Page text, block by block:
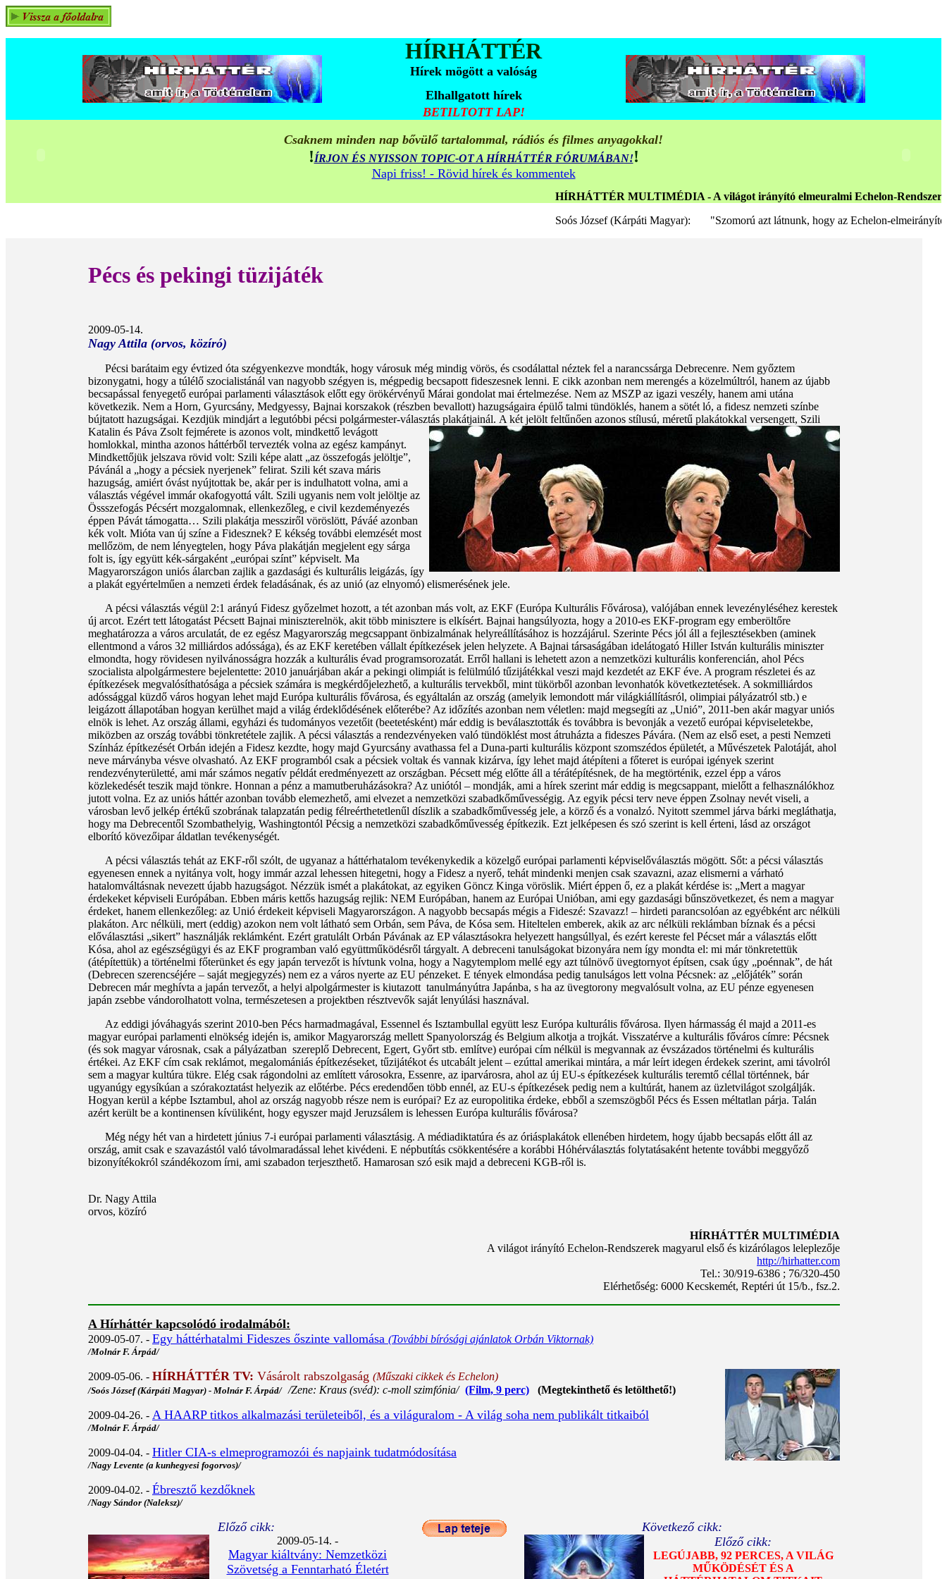
HÍRHÁTTÉR
Hírek mögött a valóság
Elhallgatott hírek
BETILTOTT LAP!
Csaknem minden nap bővülő tartalommal, rádiós és filmes anyagokkal!
!ÍRJON ÉS NYISSON TOPIC-OT A HÍRHÁTTÉR FÓRUMÁBAN!!
Napi friss! - Rövid hírek és kommentek
HÍRHÁTTÉR MULTIMÉDIA - A világot irányító elmeuralmi Echelon-Rendszer
Soós József (Kárpáti Magyar): "Szomorú azt látnunk, hogy az Echelon-elmeirányító
Pécs és pekingi tüzijáték
2009-05-14.
Nagy Attila (orvos, közíró)
Pécsi barátaim egy évtized óta szégyenkezve mondták, hogy városuk még mindig vörös, és csodálattal néztek fel a narancssárga Debrecenre. Nem győztem
bizonygatni, hogy a túlélő szocialistánál van nagyobb szégyen is, mégpedig becsapott fideszesnek lenni. E cikk azonban nem merengés a közelmúltról, hanem az újabb
becsapással fenyegető európai parlamenti választások előtt egy örökérvényű Márai gondolat mai értelmezése. Nem az MSZP az igazi veszély, hanem ami utána
következik. Nem a Horn, Gyurcsány, Medgyessy, Bajnai korszakok (részben bevallott) hazugságaira épülő talmi tündöklés, hanem a sötét ló, a fidesz nemzeti színbe
bújtatott hazugságai. Kezdjük mindjárt a legutóbbi pécsi polgármester-választás plakátjainál. A két jelölt feltűnően azonos stílusú, méretű plakátokkal versengett, Szili
Katalin és Páva Zsolt fejmérete is azonos volt, mindkettő levágott
homlokkal, mintha azonos háttérből tervezték volna az egész kampányt.
Mindkettőjük jelszava rövid volt: Szili képe alatt „az összefogás jelöltje”,
Pávánál a „hogy a pécsiek nyerjenek” felirat. Szili két szava máris
hazugság, amiért óvást nyújtottak be, akár per is indulhatott volna, ami a
választás végével immár okafogyottá vált. Szili ugyanis nem volt jelöltje az
Össszefogás Pécsért mozgalomnak, ellenkezőleg, e civil kezdeményezés
éppen Pávát támogatta… Szili plakátja messziről vöröslött, Páváé azonban
kék volt. Mióta van új színe a Fidesznek? E kékség további elemzését most
mellőzöm, de nem lényegtelen, hogy Páva plakátján megjelent egy sárga
folt is, így együtt kék-sárgaként „európai színt” képviselt. Ma
Magyarországon uniós álarcban zajlik a gazdasági és kulturális leigázás, így
a plakát egyértelműen a nemzeti érdek feladásának, és az unió (az elnyomó) elismerésének jele.
A pécsi választás végül 2:1 arányú Fidesz győzelmet hozott, a tét azonban más volt, az EKF (Európa Kulturális Fővárosa), valójában ennek levezényléséhez kerestek
új arcot. Ezért tett látogatást Pécsett Bajnai miniszterelnök, akit több minisztere is elkísért. Bajnai hangsúlyozta, hogy a 2010-es EKF-program egy emberöltőre
meghatározza a város arculatát, de ez egész Magyarország megcsappant önbizalmának helyreállításához is hozzájárul. Szerinte Pécs jól áll a fejlesztésekben (aminek
ellentmond a város 32 milliárdos adóssága), és az EKF keretében vállalt építkezések jelen helyzete. A Bajnai társaságában idelátogató Hiller István kulturális miniszter
elmondta, hogy rövidesen nyilvánosságra hozzák a kulturális évad programsorozatát. Erről hallani is lehetett azon a nemzetközi kulturális konferencián, ahol Pécs
szocialista alpolgármestere bejelentette: 2010 januárjában akár a pekingi olimpiát is felülmúló tűzijátékkal veszi majd kezdetét az EKF éve. A program részletei és az
építkezések megvalósíthatósága a pécsiek számára is megkérdőjelezhető, a kulturális tervekből, mint tükörből azonban levonhatók következtetések. A sokmilliárdos
adóssággal küzdő város hogyan lehet majd Európa kulturális fővárosa, és egyáltalán az ország (amelyik lemondott már világkiállításról, olimpiai pályázatról stb.) e
leigázott állapotában hogyan kerülhet majd a világ érdeklődésének előterébe? Az időzítés azonban nem véletlen: majd megsegíti az „Unió”, 2011-ben akár magyar uniós
elnök is lehet. Az ország állami, egyházi és tudományos vezetőit (beetetésként) már eddig is beválasztották és továbbra is bevonják a vezető európai képviseletekbe,
miközben az ország további tönkretétele zajlik. A pécsi választás a rendezvényeken való tündöklést most átruházta a fideszes Pávára. (Nem az első eset, a pesti Nemzeti
Színház építkezését Orbán idején a Fidesz kezdte, hogy majd Gyurcsány avathassa fel a Duna-parti kulturális központ szomszédos épületét, a Művészetek Palotáját, ahol
neve márványba vésve olvasható. Az EKF programból csak a pécsiek voltak és vannak kizárva, így lehet majd átépíteni a főteret is európai igények szerint
rendezvényterületté, ami már számos negatív példát eredményezett az országban. Pécsett még előtte áll a térátépítésnek, de ha megtörténik, ezzel épp a város
közlekedését teszik majd tönkre. Honnan a pénz a mamutberuházásokra? Az uniótól – mondják, ami a hírek szerint már eddig is megcsappant, mielőtt a felhasználókhoz
jutott volna. Ez az uniós háttér azonban tovább elemezhető, ami elvezet a nemzetközi szabadkőművességig. Az egyik pécsi terv neve éppen Zsolnay nevét viseli, a
városban levő jelkép értékű szobrának talapzatán pedig félreérthetetlenűl díszlik a szabadkőművesség jele, a körző és a vonalzó. Nyitott szemmel járva bárki megláthatja,
hogy ma Debrecentől Szombathelyig, Washingtontól Pécsig a nemzetközi szabadkőművesség építkezik. Ezt jelképesen és szó szerint is kell érteni, lásd az országot
elborító kövezőipar áldatlan tevékenységét.
A pécsi választás tehát az EKF-ről szólt, de ugyanaz a háttérhatalom tevékenykedik a közelgő európai parlamenti képviselőválasztás mögött. Sőt: a pécsi választás
egyenesen ennek a nyitánya volt, hogy immár azzal lehessen hitegetni, hogy a Fidesz a nyerő, tehát mindenki menjen csak szavazni, azaz elismerni a várható
hatalomváltásnak nevezett újabb hazugságot. Nézzük ismét a plakátokat, az egyiken Göncz Kinga vöröslik. Miért éppen ő, ez a plakát kérdése is: „Mert a magyar
érdekeket képviseli Európában. Ebben máris kettős hazugság rejlik: NEM Európában, hanem az Európai Unióban, ami egy gazdasági bűnszövetkezet, és nem a magyar
érdeket, hanem ellenkezőleg: az Unió érdekeit képviseli Magyarországon. A nagyobb becsapás mégis a Fideszé: Szavazz! – hirdeti parancsolóan az egyébként arc nélküli
plakáton. Arc nélküli, mert (eddig) azokon nem volt látható sem Orbán, sem Páva, de Kósa sem. Hiteltelen emberek, akik az arc nélküli reklámban bíznak és a pécsi
előválasztási „sikert” használják reklámként. Ezért gratulált Orbán Pávának az EP választásokra helyezett hangsúllyal, és ezért kereste fel Pécset már a választás előtt
Kósa, ahol az egészségügyi és az EKF programban való együttműködésről tárgyalt. A debreceni tanulságokat bizonyára nem így mondta el: mi már tönkretettük
(átépítettük) a történelmi főterünket és egy japán tervezőt is hívtunk volna, hogy a Nagytemplom mellé egy azt túlnövő üvegtornyot építsen, csak úgy „poénnak”, de hát
(Debrecen szerencséjére – saját megjegyzés) nem ez a város nyerte az EU pénzeket. E tények elmondása pedig tanulságos lett volna Pécsnek: az „előjáték” során
Debrecen már meghívta a japán tervezőt, a helyi alpolgármester is kiutazott tanulmányútra Japánba, s ha az üvegtorony megvalósult volna, az EU pénze egyenesen
japán zsebbe vándorolhatott volna, természetesen a projektben résztvevők saját lenyúlási hasznával.
Az eddigi jóváhagyás szerint 2010-ben Pécs harmadmagával, Essennel és Isztambullal együtt lesz Európa kulturális fővárosa. Ilyen hármasság él majd a 2011-es
magyar európai parlamenti elnökség idején is, amikor Magyarország mellett Spanyolország és Belgium alkotja a trojkát. Visszatérve a kulturális főváros címre: Pécsnek
(és sok magyar városnak, csak a pályázatban szereplő Debrecent, Egert, Győrt stb. említve) európai cím nélkül is megvannak az évszázados történelmi és kulturális
értékei. Az EKF cím csak reklámot, megalomániás építkezéseket, tűzijátékot és utcabált jelent – ezúttal amerikai mintára, a már leírt idegen érdekek szerint, ami távolról
sem a magyar kultúra tükre. Elég csak rágondolni az említett városokra, Essenre, az iparvárosra, ahol az új EU-s építkezések kulturális teremtő céllal történnek, bár
ugyanúgy egysíkúan a szórakoztatást helyezik az előtérbe. Pécs eredendően több ennél, az EU-s építkezések pedig nem a kultúrát, hanem az üzletvilágot szolgálják.
Hogyan kerül a képbe Isztambul, ahol az ország nagyobb része nem is európai? Ez az europolitika érdeke, ebből a szemszögből Pécs és Essen méltatlan párja. Talán
azért került be a kontinensen kívüliként, hogy egyszer majd Jeruzsálem is lehessen Európa kulturális fővárosa?
Még négy hét van a hirdetett június 7-i európai parlamenti választásig. A médiadiktatúra és az óriásplakátok ellenében hirdetem, hogy újabb becsapás előtt áll az
ország, amit csak e szavazástól való távolmaradással lehet kivédeni. E népbutítás csökkentésére a korábbi Hóhérválasztás folytatásaként hetente további meggyőző
bizonyítékokról szándékozom írni, ami szabadon terjeszthető. Hamarosan szó esik majd a debreceni KGB-ről is.
Dr. Nagy Attila
orvos, közíró
HÍRHÁTTÉR MULTIMÉDIA
A világot irányító Echelon-Rendszerek magyarul első és kizárólagos leleplezője
http://hirhatter.com
Tel.: 30/919-6386 ; 76/320-450
Elérhetőség: 6000 Kecskemét, Reptéri út 15/b., fsz.2.
A Hírháttér kapcsolódó irodalmából:
2009-05-07. - Egy háttérhatalmi Fideszes őszinte vallomása (További bírósági ajánlatok Orbán Viktornak)
/Molnár F. Árpád/
2009-05-06. - HÍRHÁTTÉR TV: Vásárolt rabszolgaság (Műszaki cikkek és Echelon)
/Soós József (Kárpáti Magyar) - Molnár F. Árpád//Zene: Kraus (svéd): c-moll szimfónia/ (Film, 9 perc) (Megtekinthető és letölthető!)
2009-04-26. - A HAARP titkos alkalmazási területeiből, és a világuralom - A világ soha nem publikált titkaiból
/Molnár F. Árpád/
2009-04-04. - Hitler CIA-s elmeprogramozói és napjaink tudatmódosítása
/Nagy Levente (a kunhegyesi fogorvos)/
2009-04-02. - Ébresztő kezdőknek
/Nagy Sándor (Naleksz)/
Előző cikk:
2009-05-14. -
Magyar kiáltvány: Nemzetközi
Szövetség a Fenntarható Életért
Következő cikk:
Előző cikk:
LEGÚJABB, 92 PERCES, A VILÁG
MŰKÖDÉSÉT ÉS A